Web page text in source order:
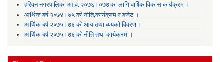
हरिवन नगरपालिका आ‍.व. २०७६।०७७ का लागि वार्षिक विकास कार्यक्रम ।
आर्थिक बर्ष २०७४।७५ को नीति,कार्यक्रम र बजेट ।
आर्थिक बर्ष २०७५।७६ को आय तथा व्ययकाे विवरण ।
आर्थिक बर्ष २०७५।७६ को नीति तथा कार्यक्रम ।